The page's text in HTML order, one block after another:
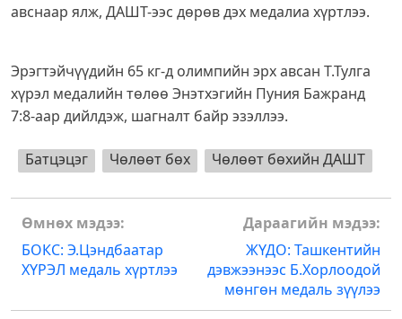
авснаар ялж, ДАШТ-ээс дөрөв дэх медалиа хүртлээ.
Эрэгтэйчүүдийн 65 кг-д олимпийн эрх авсан Т.Тулга
хүрэл медалийн төлөө Энэтхэгийн Пуния Бажранд
7:8-аар дийлдэж, шагналт байр эзэллээ.
Батцэцэг Чөлөөт бөх Чөлөөт бөхийн ДАШТ
Post
navigation
Өмнөх мэдээ:
БОКС: Э.Цэндбаатар
ХҮРЭЛ медаль хүртлээ
Дараагийн мэдээ:
ЖҮДО: Ташкентийн
дэвжээнээс Б.Хорлоодой
мөнгөн медаль зүүлээ